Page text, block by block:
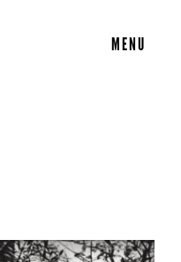
MENU